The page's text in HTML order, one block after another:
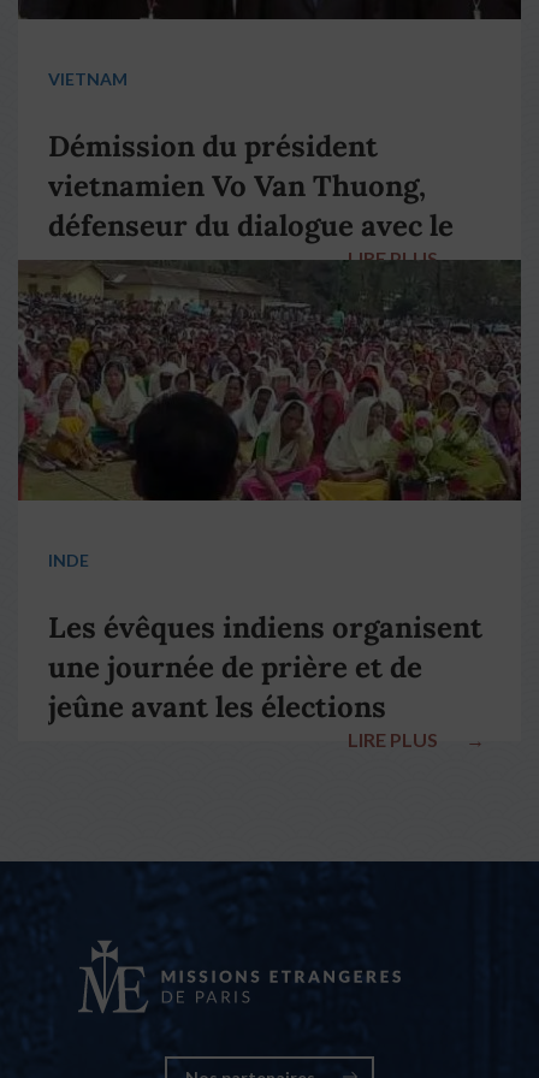
VIETNAM
Démission du président
vietnamien Vo Van Thuong,
défenseur du dialogue avec le
pape François
LIRE PLUS →
INDE
Les évêques indiens organisent
une journée de prière et de
jeûne avant les élections
LIRE PLUS →